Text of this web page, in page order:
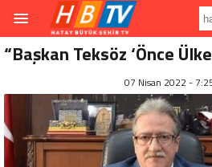
“Başkan Teksöz ‘Önce
07 Nisan 2022 -